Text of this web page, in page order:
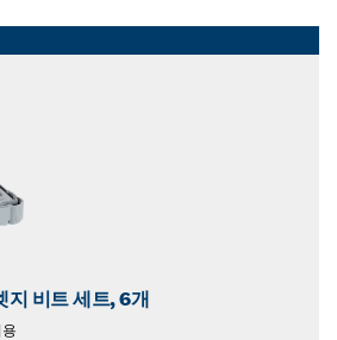
지 비트 세트, 6개